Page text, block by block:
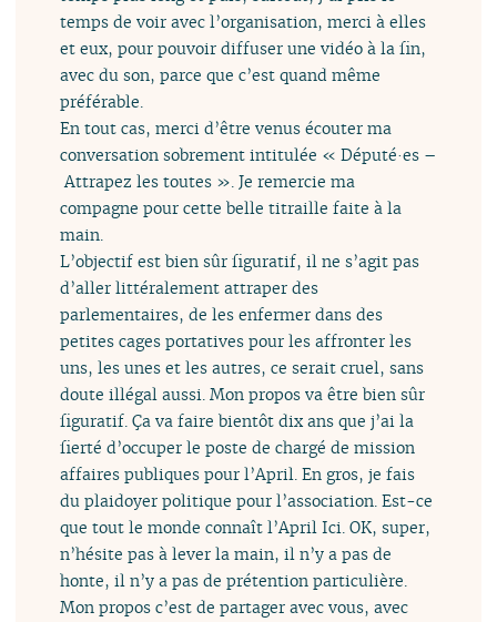
temps de voir avec l’organisation, merci à elles
et eux, pour pouvoir diffuser une vidéo à la fin,
avec du son, parce que c’est quand même
préférable.
En tout cas, merci d’être venus écouter ma
conversation sobrement intitulée « Député·es –
Attrapez les toutes ». Je remercie ma
compagne pour cette belle titraille faite à la
main.
L’objectif est bien sûr figuratif, il ne s’agit pas
d’aller littéralement attraper des
parlementaires, de les enfermer dans des
petites cages portatives pour les affronter les
uns, les unes et les autres, ce serait cruel, sans
doute illégal aussi. Mon propos va être bien sûr
figuratif. Ça va faire bientôt dix ans que j’ai la
fierté d’occuper le poste de chargé de mission
affaires publiques pour l’April. En gros, je fais
du plaidoyer politique pour l’association. Est-ce
que tout le monde connaît l’April Ici. OK, super,
n’hésite pas à lever la main, il n’y a pas de
honte, il n’y a pas de prétention particulière.
Mon propos c’est de partager avec vous, avec